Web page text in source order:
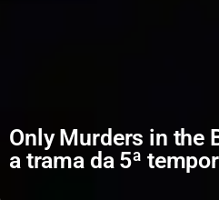
Only Murders in the
a trama da 5ª